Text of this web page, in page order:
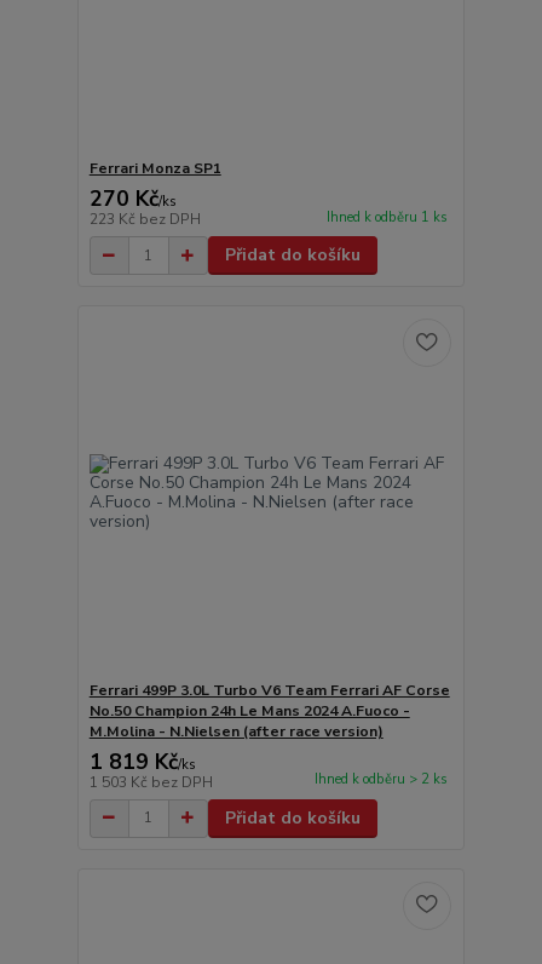
Ferrari Monza SP1
270 Kč/ks
223 Kč bez DPH Ihned k odběru 1 ks
Přidat do košíku
Ferrari 499P 3.0L Turbo V6 Team Ferrari AF Corse
No.50 Champion 24h Le Mans 2024 A.Fuoco -
M.Molina - N.Nielsen (after race version)
1 819 Kč/ks
1 503 Kč bez DPH Ihned k odběru > 2 ks
Přidat do košíku